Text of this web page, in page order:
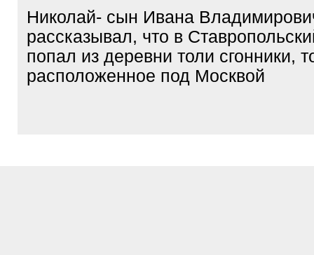
Николай- сын Ивана
рассказывал, что в
попал из деревни толи сгонники,
расположенное под Москвой